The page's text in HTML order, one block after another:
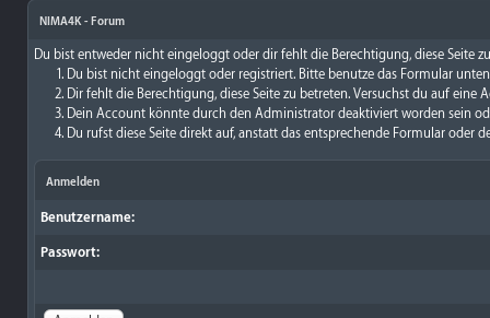
NIMA4K - Forum
Du bist entweder nicht eingeloggt oder dir fehlt die Berechtigung, diese Seite
Du bist nicht eingeloggt oder registriert. Bitte benutze das Formular
Dir fehlt die Berechtigung, diese Seite zu betreten. Versuchst du auf
Dein Account könnte durch den Administrator deaktiviert worden sein
Du rufst diese Seite direkt auf, anstatt das entsprechende Formular oder
Anmelden
Benutzername:
Passwort: